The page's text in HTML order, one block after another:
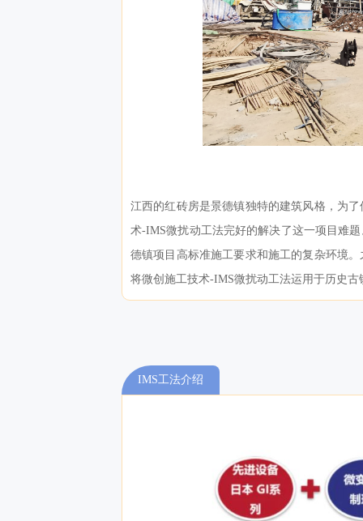
江西的红砖房是景德镇独特的建筑风格，为
术-IMS微扰动工法完好的解决了这一项目难
德镇项目高标准施工要求和施工的复杂环境
将微创施工技术-IMS微扰动工法运用于历史
IMS工法介绍